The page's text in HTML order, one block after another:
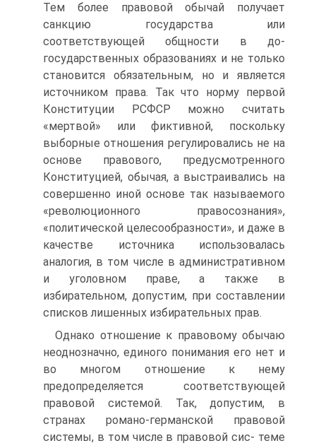
Тем более правовой обычай получает
санкцию государства или
соответствующей общности в до-
государственных образованиях и не только
становится обязательным, но и является
источником права. Так что норму первой
Конституции РСФСР можно считать
«мертвой» или фиктивной, поскольку
выборные отношения регулировались не на
основе правового, предусмотренного
Конституцией, обычая, а выстраивались на
совершенно иной основе так называемого
«революционного правосознания»,
«политической целесообразности», и даже в
качестве источника использовалась
аналогия, в том числе в административном
и уголовном праве, а также в
избирательном, допустим, при составлении
списков лишенных избирательных прав.
Однако отношение к правовому обычаю
неоднозначно, единого понимания его нет и
во многом отношение к нему
предопределяется соответствующей
правовой системой. Так, допустим, в
странах романо-германской правовой
системы, в том числе в правовой сис- теме